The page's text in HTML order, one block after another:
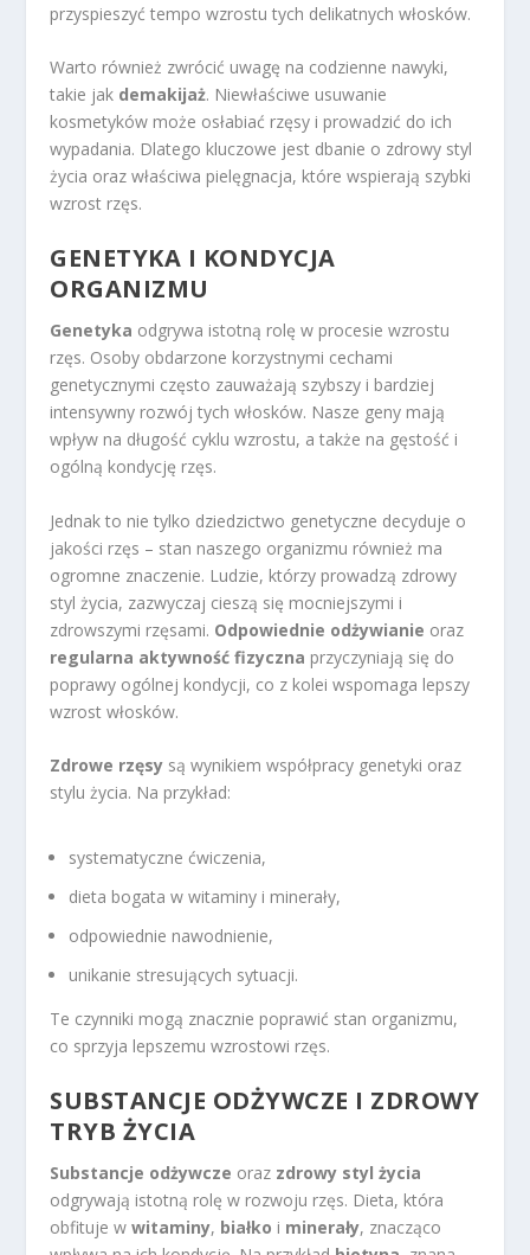
przyspieszyć tempo wzrostu tych delikatnych włosków.
Warto również zwrócić uwagę na codzienne nawyki,
takie jak demakijaż. Niewłaściwe usuwanie
kosmetyków może osłabiać rzęsy i prowadzić do ich
wypadania. Dlatego kluczowe jest dbanie o zdrowy styl
życia oraz właściwa pielęgnacja, które wspierają szybki
wzrost rzęs.
GENETYKA I KONDYCJA
ORGANIZMU
Genetyka odgrywa istotną rolę w procesie wzrostu
rzęs. Osoby obdarzone korzystnymi cechami
genetycznymi często zauważają szybszy i bardziej
intensywny rozwój tych włosków. Nasze geny mają
wpływ na długość cyklu wzrostu, a także na gęstość i
ogólną kondycję rzęs.
Jednak to nie tylko dziedzictwo genetyczne decyduje o
jakości rzęs – stan naszego organizmu również ma
ogromne znaczenie. Ludzie, którzy prowadzą zdrowy
styl życia, zazwyczaj cieszą się mocniejszymi i
zdrowszymi rzęsami. Odpowiednie odżywianie oraz
regularna aktywność fizyczna przyczyniają się do
poprawy ogólnej kondycji, co z kolei wspomaga lepszy
wzrost włosków.
Zdrowe rzęsy są wynikiem współpracy genetyki oraz
stylu życia. Na przykład:
systematyczne ćwiczenia,
dieta bogata w witaminy i minerały,
odpowiednie nawodnienie,
unikanie stresujących sytuacji.
Te czynniki mogą znacznie poprawić stan organizmu,
co sprzyja lepszemu wzrostowi rzęs.
SUBSTANCJE ODŻYWCZE I ZDROWY
TRYB ŻYCIA
Substancje odżywcze oraz zdrowy styl życia
odgrywają istotną rolę w rozwoju rzęs. Dieta, która
obfituje wwitaminy, białko i minerały, znacząco